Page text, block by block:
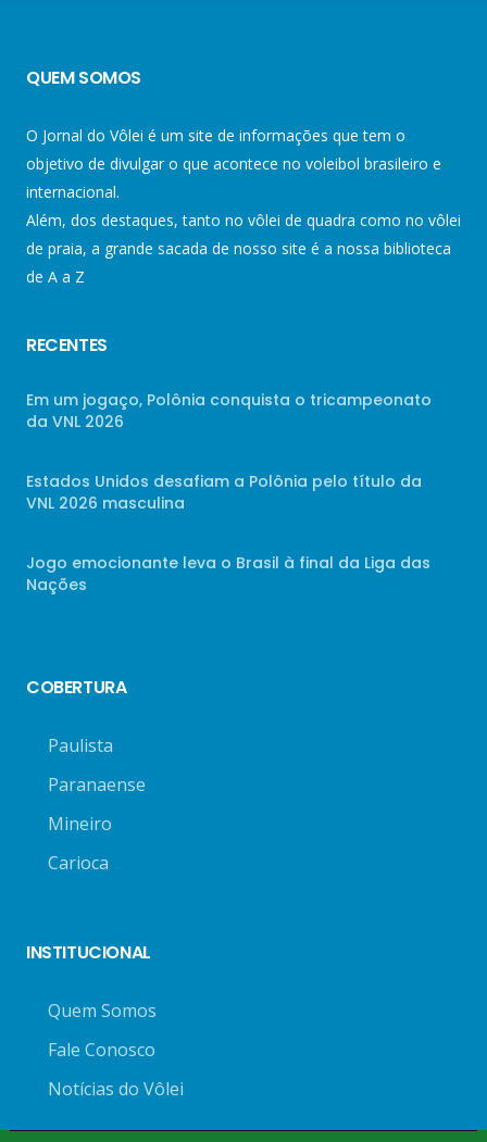
QUEM SOMOS
O Jornal do Vôlei é um site de informações que tem o
objetivo de divulgar o que acontece no voleibol brasileiro e
internacional.
Além, dos destaques, tanto no vôlei de quadra como no vôlei
de praia, a grande sacada de nosso site é a nossa biblioteca
de A a Z
RECENTES
Em um jogaço, Polônia conquista o tricampeonato
da VNL 2026
Estados Unidos desafiam a Polônia pelo título da
VNL 2026 masculina
Jogo emocionante leva o Brasil à final da Liga das
Nações
COBERTURA
Paulista
Paranaense
Mineiro
Carioca
INSTITUCIONAL
Quem Somos
Fale Conosco
Notícias do Vôlei